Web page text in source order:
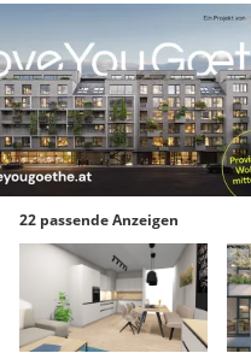
22 passende Anzeigen